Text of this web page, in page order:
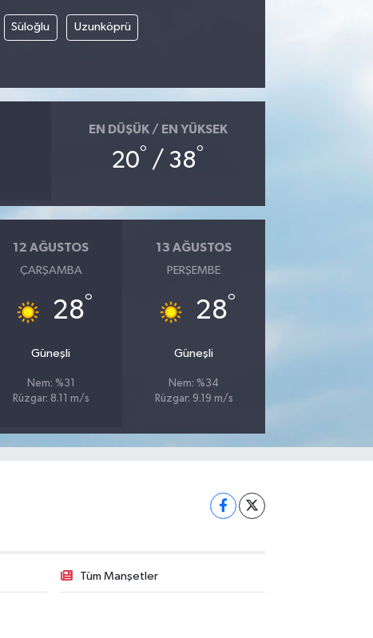
Süloğlu Uzunköprü
EN DÜŞÜK / EN YÜKSEK
20° / 38°
12 AĞUSTOS
ÇARŞAMBA
28°
Güneşli
Nem: %31
Rüzgar: 8.11 m/s
13 AĞUSTOS
PERŞEMBE
28°
Güneşli
Nem: %34
Rüzgar: 9.19 m/s
Tüm Manşetler